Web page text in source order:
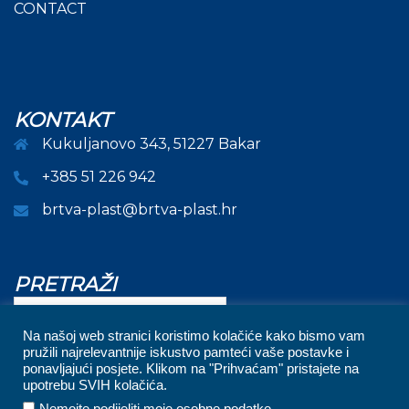
CONTACT
KONTAKT
Kukuljanovo 343, 51227 Bakar
+385 51 226 942
brtva-plast@brtva-plast.hr
PRETRAŽI
Pretraži
Na našoj web stranici koristimo kolačiće kako bismo vam
pružili najrelevantnije iskustvo pamteći vaše postavke i
ponavljajući posjete. Klikom na "Prihvaćam" pristajete na
upotrebu SVIH kolačića.